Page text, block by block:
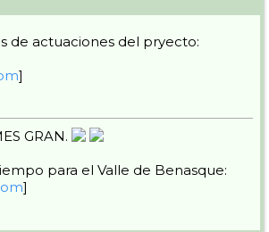
de actuaciones del pryecto:
]
GRAN.
para el Valle de Benasque:
]